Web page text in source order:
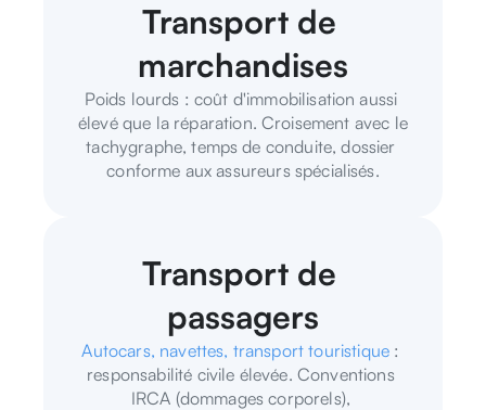
Transport de
marchandises
Poids lourds : coût d'immobilisation aussi
élevé que la réparation. Croisement avec le
tachygraphe, temps de conduite, dossier
conforme aux assureurs spécialisés.
Transport de
passagers
Autocars, navettes, transport touristique :
responsabilité civile élevée. Conventions
IRCA (dommages corporels),